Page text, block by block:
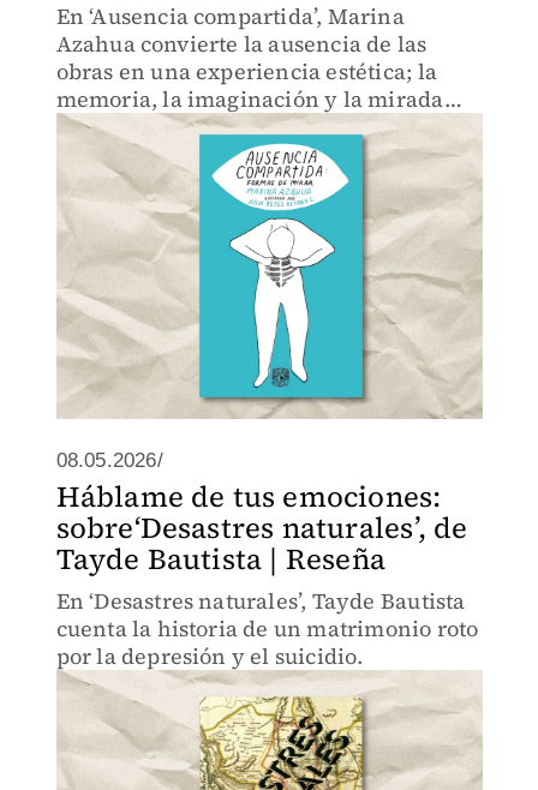
En ‘Ausencia compartida’, Marina
Azahua convierte la ausencia de las
obras en una experiencia estética; la
memoria, la imaginación y la mirada
colectiva reconstruyen el arte.
08.05.2026/
Háblame de tus emociones:
sobre‘Desastres naturales’, de
Tayde Bautista | Reseña
En ‘Desastres naturales’, Tayde Bautista
cuenta la historia de un matrimonio roto
por la depresión y el suicidio.